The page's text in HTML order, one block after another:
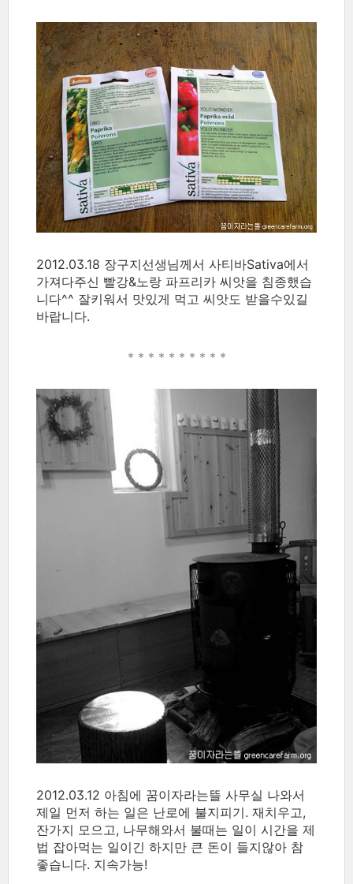
2012.03.18 장구지선생님께서 사티바Sativa에서
가져다주신 빨강&노랑 파프리카 씨앗을 침종했습
니다^^ 잘키워서 맛있게 먹고 씨앗도 받을수있길
바랍니다.
* * * * * * * * * *
2012.03.12 아침에 꿈이자라는뜰 사무실 나와서
제일 먼저 하는 일은 난로에 불지피기. 재치우고,
잔가지 모으고, 나무해와서 불때는 일이 시간을 제
법 잡아먹는 일이긴 하지만 큰 돈이 들지않아 참
좋습니다. 지속가능!